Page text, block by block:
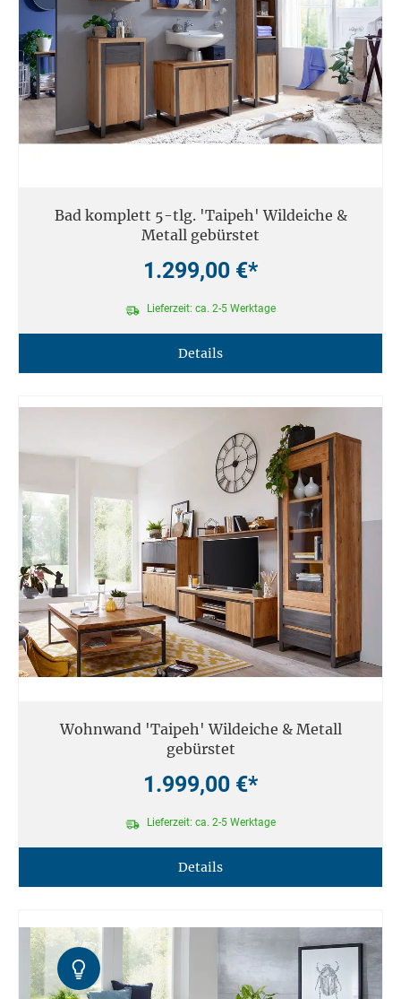
Bad komplett 5-tlg. 'Taipeh' Wildeiche &
Metall gebürstet
1.299,00 €*
Lieferzeit: ca. 2-5 Werktage
Details
Wohnwand 'Taipeh' Wildeiche & Metall
gebürstet
1.999,00 €*
Lieferzeit: ca. 2-5 Werktage
Details
Kontrast